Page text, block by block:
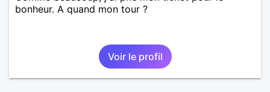
bonheur. A quand mon tour ?
Voir le profil